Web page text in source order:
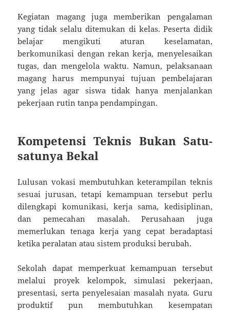
Kegiatan magang juga memberikan pengalaman
yang tidak selalu ditemukan di kelas. Peserta didik
belajar mengikuti aturan keselamatan,
berkomunikasi dengan rekan kerja, menyelesaikan
tugas, dan mengelola waktu. Namun, pelaksanaan
magang harus mempunyai tujuan pembelajaran
yang jelas agar siswa tidak hanya menjalankan
pekerjaan rutin tanpa pendampingan.
Kompetensi Teknis Bukan Satu-
satunya Bekal
Lulusan vokasi membutuhkan keterampilan teknis
sesuai jurusan, tetapi kemampuan tersebut perlu
dilengkapi komunikasi, kerja sama, kedisiplinan,
dan pemecahan masalah. Perusahaan juga
memerlukan tenaga kerja yang cepat beradaptasi
ketika peralatan atau sistem produksi berubah.
Sekolah dapat memperkuat kemampuan tersebut
melalui proyek kelompok, simulasi pekerjaan,
presentasi, serta penyelesaian masalah nyata. Guru
produktif pun membutuhkan kesempatan